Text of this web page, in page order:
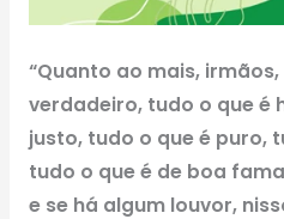
“Quanto ao mais,
verdadeiro, tudo o que é
justo, tudo o que é puro,
tudo o que é de boa
e se há algum louvor,